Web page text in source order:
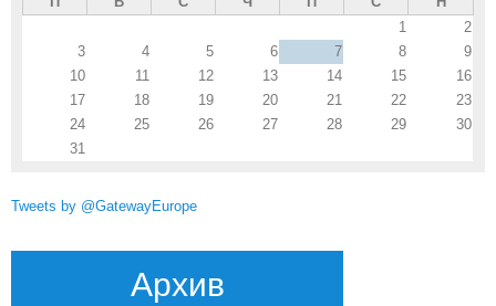
1
2
3
4 5 6 7 8
9
10
11 12 13 14 15
16
17
18 19 20 21 22
23
24
25 26 27 28 29
30
31
Tweets by @GatewayEurope
Архив